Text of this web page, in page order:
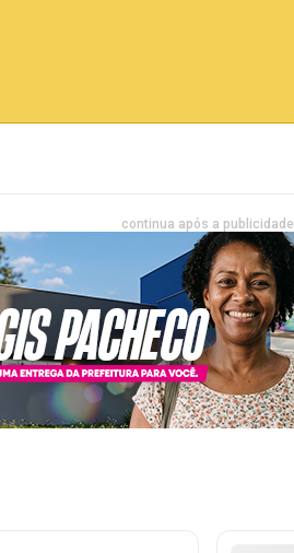
continua após a publicidade